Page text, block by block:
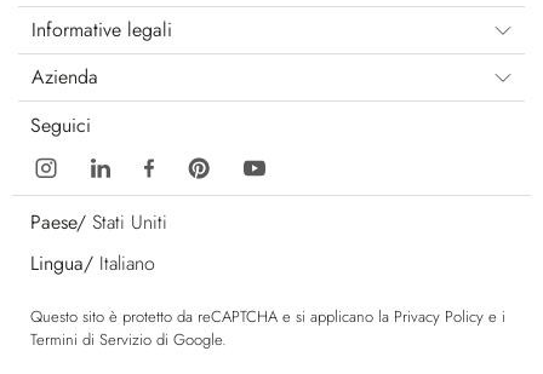
Informative legali
Azienda
Seguici
Paese/ Stati Uniti
Lingua/ Italiano
Questo sito è protetto da reCAPTCHA e si applicano la Privacy Policy e i
Termini di Servizio di Google.